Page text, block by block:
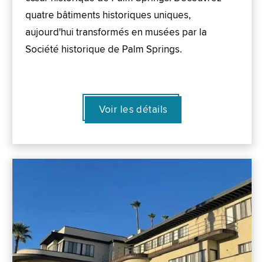
quatre bâtiments historiques uniques,
aujourd'hui transformés en musées par la
Société historique de Palm Springs.
Voir les détails